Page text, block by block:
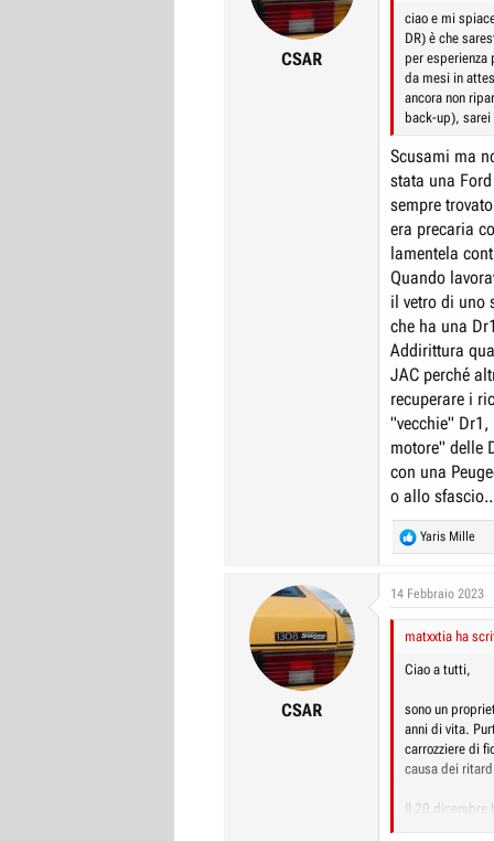
CSAR
ciao e mi
DR) è che
per esperienza
da mesi in
ancora non
back-up), sarei
Scusami ma
stata una
sempre
era precaria
lamentela
Quando
il vetro di uno
che ha una
Addirittura
JAC perché
recuperare i
"vecchie"
motore" delle
con una
o allo
R
e
c
o
n
:
Yaris Mille
CSAR
14 Febbraio 2023
matxxtia ha
Ciao a tutti,
sono un
anni di vita.
carrozziere di
causa dei
Il 20 dicembre
EDIT, ma ad